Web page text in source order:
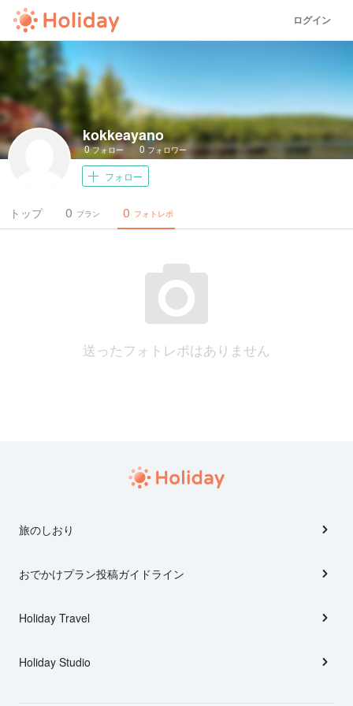
ログイン
kokkeayano
0フォロー 0 フォロワー
フォロー
トップ プラン
0 フォトレポ
0
送ったフォトレポはありません
旅のしおり
おでかけプラン投稿ガイドライン
Holiday Travel
Holiday Studio